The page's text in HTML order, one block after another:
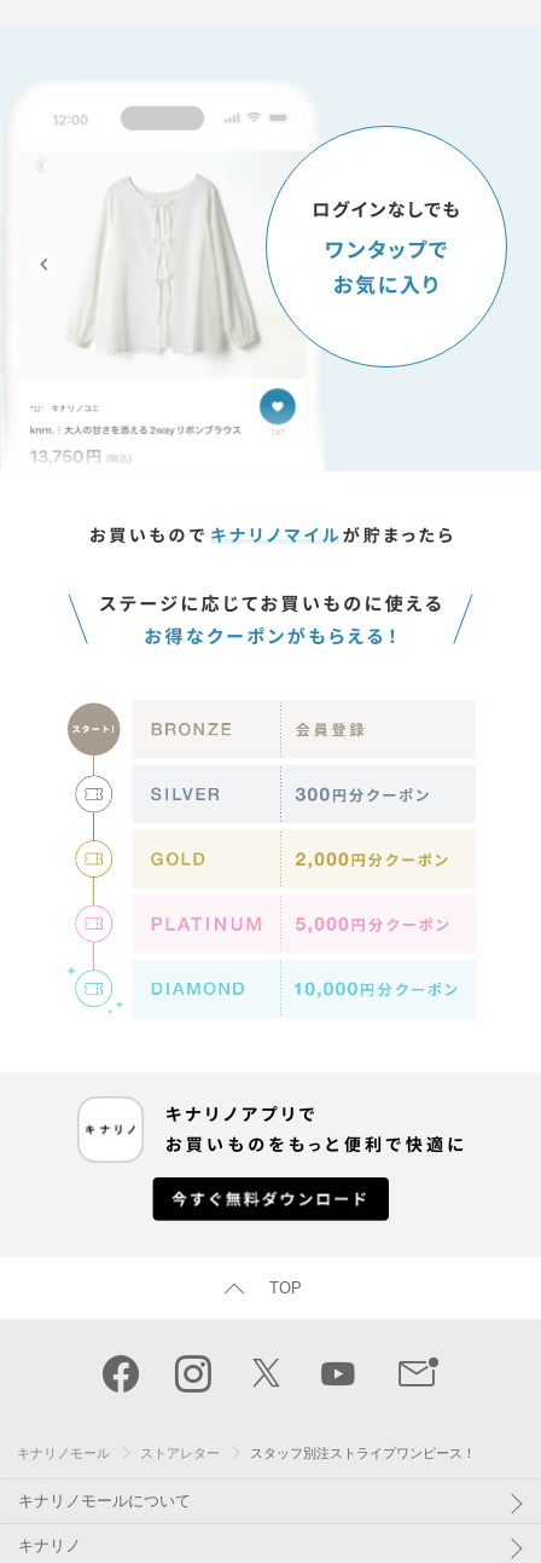
TOP
キナリノモール ストアレター スタッフ別注ストライプワンピース！
キナリノモールについて
キナリノ